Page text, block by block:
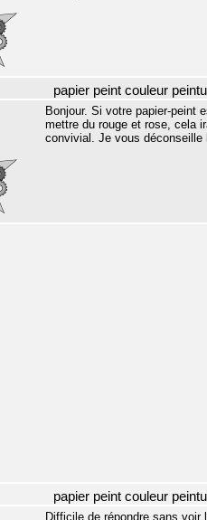
papier peint couleur
Bonjour. Si votre papier-peint
mettre du rouge et rose, cela
convivial. Je vous
papier peint couleur
Difficile de répondre sans voir